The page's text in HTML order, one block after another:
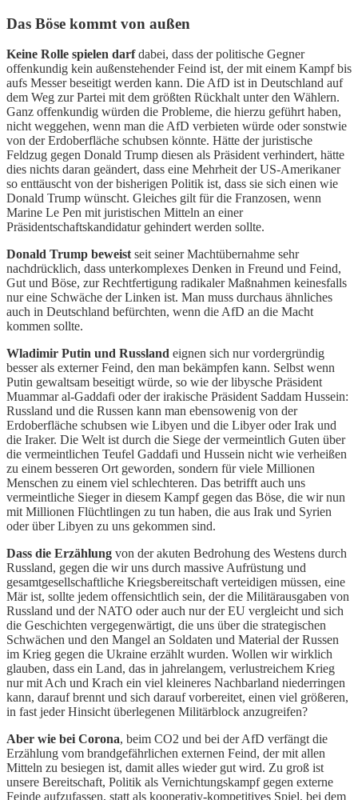
Das Böse kommt von außen
Keine Rolle spielen darfdabei, dass der politische Gegner
offenkundig kein außenstehender Feind ist, der mit einem Kampf bis
aufs Messer beseitigt werden kann. Die AfD ist in Deutschland auf
dem Weg zur Partei mit dem größten Rückhalt unter den Wählern.
Ganz offenkundig würden die Probleme, die hierzu geführt haben,
nicht weggehen, wenn man die AfD verbieten würde oder sonstwie
von der Erdoberfläche schubsen könnte. Hätte der juristische
Feldzug gegen Donald Trump diesen als Präsident verhindert, hätte
dies nichts daran geändert, dass eine Mehrheit der US-Amerikaner
so enttäuscht von der bisherigen Politik ist, dass sie sich einen wie
Donald Trump wünscht. Gleiches gilt für die Franzosen, wenn
Marine Le Pen mit juristischen Mitteln an einer
Präsidentschaftskandidatur gehindert werden sollte.
Donald Trump beweist seit seiner Machtübernahme sehr
nachdrücklich, dass unterkomplexes Denken in Freund und Feind,
Gut und Böse, zur Rechtfertigung radikaler Maßnahmen keinesfalls
nur eine Schwäche der Linken ist. Man muss durchaus ähnliches
auch in Deutschland befürchten, wenn die AfD an die Macht
kommen sollte.
Wladimir Putin und Russland eignen sich nur vordergründig
besser als externer Feind, den man bekämpfen kann. Selbst wenn
Putin gewaltsam beseitigt würde, so wie der libysche Präsident
Muammar al-Gaddafi oder der irakische Präsident Saddam Hussein:
Russland und die Russen kann man ebensowenig von der
Erdoberfläche schubsen wie Libyen und die Libyer oder Irak und
die Iraker. Die Welt ist durch die Siege der vermeintlich Guten über
die vermeintlichen Teufel Gaddafi und Hussein nicht wie verheißen
zu einem besseren Ort geworden, sondern für viele Millionen
Menschen zu einem viel schlechteren. Das betrifft auch uns
vermeintliche Sieger in diesem Kampf gegen das Böse, die wir nun
mit Millionen Flüchtlingen zu tun haben, die aus Irak und Syrien
oder über Libyen zu uns gekommen sind.
Dass die Erzählung von der akuten Bedrohung des Westens durch
Russland, gegen die wir uns durch massive Aufrüstung und
gesamtgesellschaftliche Kriegsbereitschaft verteidigen müssen, eine
Mär ist, sollte jedem offensichtlich sein, der die Militärausgaben von
Russland und der NATO oder auch nur der EU vergleicht und sich
die Geschichten vergegenwärtigt, die uns über die strategischen
Schwächen und den Mangel an Soldaten und Material der Russen
im Krieg gegen die Ukraine erzählt wurden. Wollen wir wirklich
glauben, dass ein Land, das in jahrelangem, verlustreichem Krieg
nur mit Ach und Krach ein viel kleineres Nachbarland niederringen
kann, darauf brennt und sich darauf vorbereitet, einen viel größeren,
in fast jeder Hinsicht überlegenen Militärblock anzugreifen?
Aber wie bei Corona, beim CO2 und bei der AfD verfängt die
Erzählung vom brandgefährlichen externen Feind, der mit allen
Mitteln zu besiegen ist, damit alles wieder gut wird. Zu groß ist
unsere Bereitschaft, Politik als Vernichtungskampf gegen externe
Feinde aufzufassen, statt als kooperativ-kompetitives Spiel, bei dem